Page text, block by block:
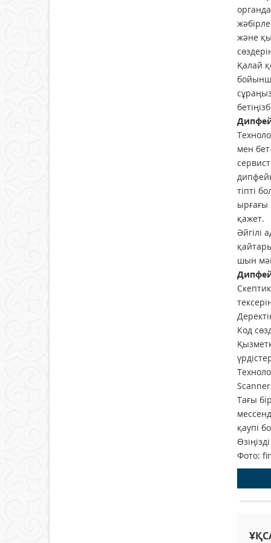
және
Қалай
мен
тіпті
ырғағы
қажет.
Әйгілі
шын
Код
Тағы
қаупі
Фото: